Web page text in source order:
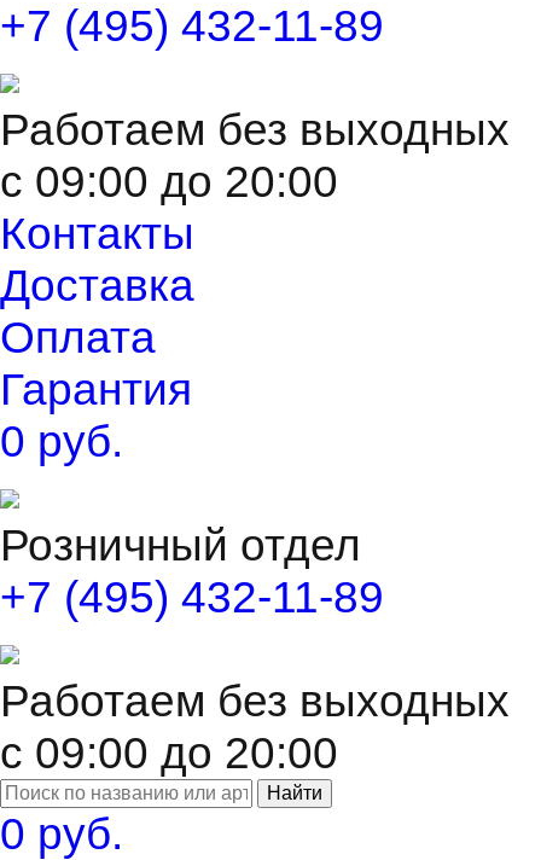
+7 (495) 432-11-89
Работаем без выходных
с 09:00 до 20:00
Контакты
Доставка
Оплата
Гарантия
0 руб.
Розничный отдел
+7 (495) 432-11-89
Работаем без выходных
с 09:00 до 20:00
Найти
0 руб.